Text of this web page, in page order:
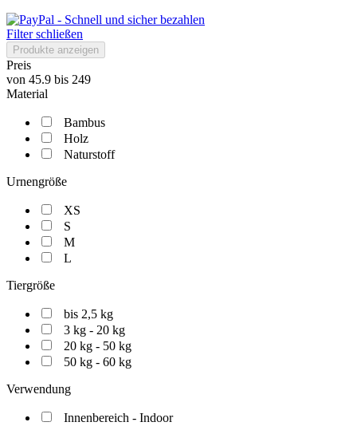
Filter schließen
Produkte anzeigen
Preis
von 45.9 bis 249
Material
Bambus
Holz
Naturstoff
Urnengröße
XS
S
M
L
Tiergröße
bis 2,5 kg
3 kg - 20 kg
20 kg - 50 kg
50 kg - 60 kg
Verwendung
Innenbereich - Indoor